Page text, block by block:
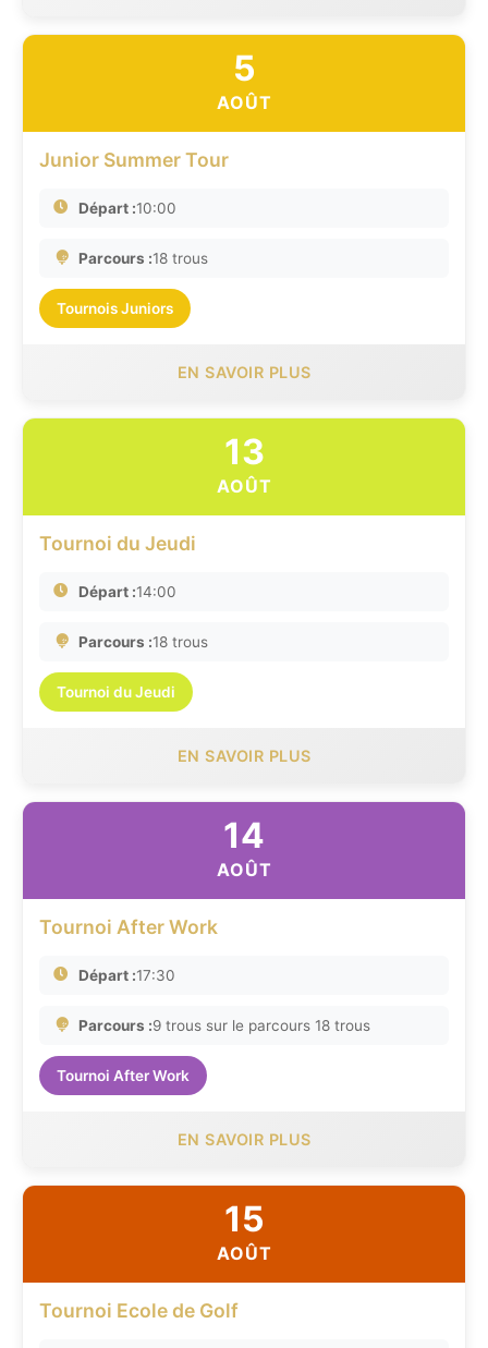
5
AOÛT
Junior Summer Tour
Départ :10:00
Parcours :18 trous
Tournois Juniors
EN SAVOIR PLUS
13
AOÛT
Tournoi du Jeudi
Départ :14:00
Parcours :18 trous
Tournoi du Jeudi
EN SAVOIR PLUS
14
AOÛT
Tournoi After Work
Départ :17:30
Parcours :9 trous sur le parcours 18 trous
Tournoi After Work
EN SAVOIR PLUS
15
AOÛT
Tournoi Ecole de Golf